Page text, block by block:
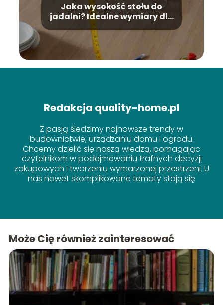
Jaka wysokość stołu do
jadalni? Idealne wymiary dla
Redakcja quality-home.pl
Z pasją śledzimy najnowsze trendy w
budownictwie, urządzaniu domu i ogrodu.
Chcemy dzielić się naszą wiedzą, pomagając
czytelnikom w podejmowaniu trafnych decyzji
zakupowych i tworzeniu wymarzonej przestrzeni. U
nas nawet skomplikowane tematy stają się
Może Cię również zainteresować